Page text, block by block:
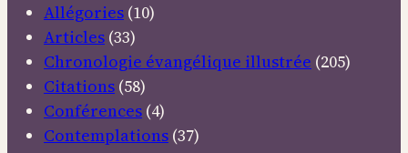
Allégories (10)
Articles (33)
Chronologie évangélique illustrée (205)
Citations (58)
Conférences (4)
Contemplations (37)